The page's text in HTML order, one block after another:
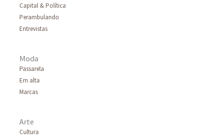
Capital & Política
Perambulando
Entrevistas
Moda
Passarela
Em alta
Marcas
Arte
Cultura